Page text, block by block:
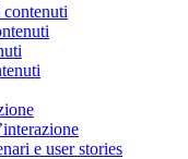
e user stories